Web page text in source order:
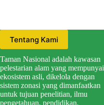
Tentang Kami
Taman Nasional adalah kawasan
pelestarian alam yang mempunyai
ekosistem asli, dikelola dengan
sistem zonasi yang dimanfaatkan
untuk tujuan penelitian, ilmu
pengetahuan, pendidikan,